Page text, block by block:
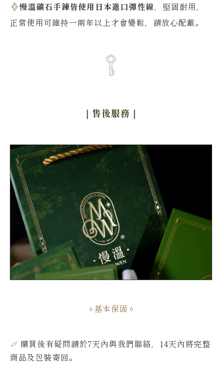
慢溫礦石手鍊皆使用日本進口彈性線，堅固耐用，
正常使用可維持一兩年以上才會變鬆，請放心配戴。
｜售後服務 ｜
基本保固
購買後有疑問請於7天內與我們聯絡，14天內將完整
商品及包裝寄回。